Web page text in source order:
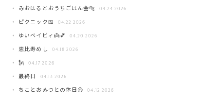
みおはるとおうちごはん会🐅 04.24 2026
ピクニック🍱 04.22 2026
ゆいベイビィ👼💕 04.20 2026
恵比寿めし 04.18 2026
🗽 04.17 2026
最終日 04.13 2026
ちことおみつとの休日😌 04.12 2026